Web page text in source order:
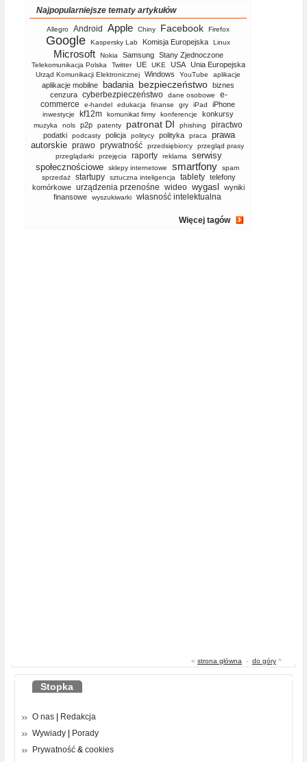
Najpopularniejsze tematy artykułów
Allegro Android Apple Chiny Facebook Firefox
Google Kaspersky Lab Komisja Europejska Linux
Microsoft Nokia Samsung Stany Zjednoczone
Telekomunikacja Polska Twitter UE UKE USA Unia Europejska
Urząd Komunikacji Elektronicznej Windows YouTube aplikacje
aplikacje mobilne badania bezpieczeństwo biznes
cenzura cyberbezpieczeństwo dane osobowe
e-
commerce
e-handel edukacja finanse gry iPad iPhone
inwestycje kf12m komunikat firmy konferencje konkursy
muzyka nols p2p patenty patronat DI phishing piractwo
podatki podcasty policja politycy polityka praca
prawa
autorskie prawo prywatność przedsiębiorcy
przegląd prasy
przeglądarki
przejęcia raporty reklama
serwisy
społecznościowe
sklepy internetowe smartfony
spam
sprzedaż
startupy sztuczna inteligencja tablety telefony
komórkowe
urządzenia przenośne wideo wygasl
wyniki
finansowe
wyszukiwarki własność intelektualna
Więcej tagów
« strona główna - do góry ^
Stopka
O nas
Redakcja
Wywiady
Porady
Prywatność & cookies